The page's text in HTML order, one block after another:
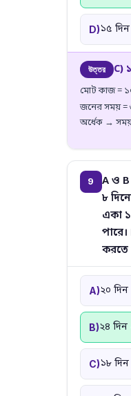
D)১৫ দিন
উত্তর C)
মোট কাজ =
জনের সময় =
অর্ধেক → সময়
9
A ও
৮
একা
করতে
A)২০ দিন
B)২৪
C)১৮ দিন